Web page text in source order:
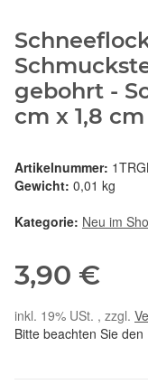
gebohrt -
cm x 1,8
Artikelnummer:
Gewicht: 0,01 kg
Kategorie: Neu im
3,90 €
inkl. 19% USt. , zzgl.
Bitte beachten Sie